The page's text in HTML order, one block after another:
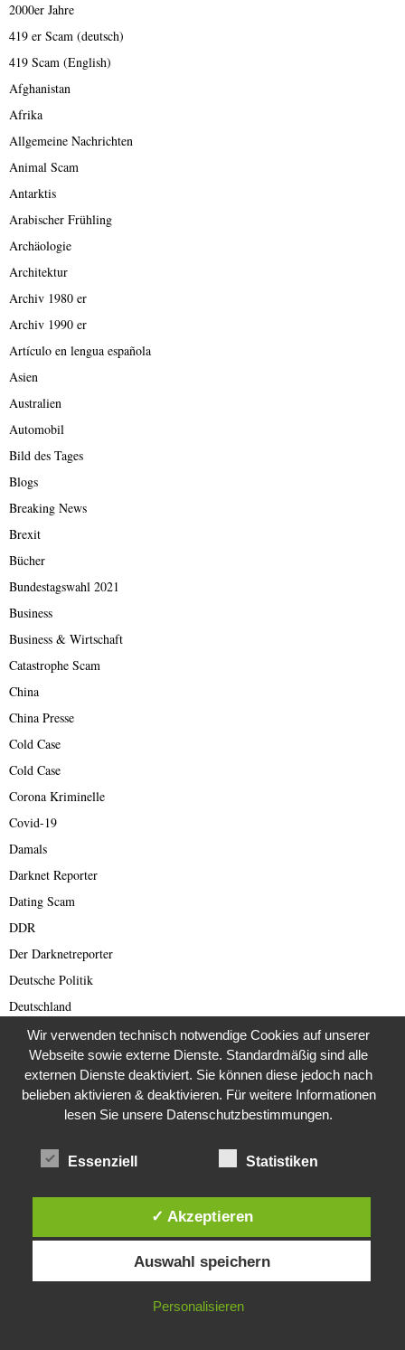
2000er Jahre
419 er Scam (deutsch)
419 Scam (English)
Afghanistan
Afrika
Allgemeine Nachrichten
Animal Scam
Antarktis
Arabischer Frühling
Archäologie
Architektur
Archiv 1980 er
Archiv 1990 er
Artículo en lengua española
Asien
Australien
Automobil
Bild des Tages
Blogs
Breaking News
Brexit
Bücher
Bundestagswahl 2021
Business
Business & Wirtschaft
Catastrophe Scam
China
China Presse
Cold Case
Cold Case
Corona Kriminelle
Covid-19
Damals
Darknet Reporter
Dating Scam
DDR
Der Darknetreporter
Deutsche Politik
Deutschland
Diabetes
Die Stem van die Apartheid
Dokumentationen
Editor's Picks
English articles
Fake Barrister
Diese Website verwendet Cookies. Durch die weitere Nutzung dieser
Website stimmst du der Verwendung von Cookies zu.
IN ORDNUNG
Wir verwenden technisch notwendige Cookies auf unserer
Webseite sowie externe Dienste. Standardmäßig sind alle
externen Dienste deaktiviert. Sie können diese jedoch nach
belieben aktivieren & deaktivieren. Für weitere Informationen
lesen Sie unsere Datenschutzbestimmungen.
Essenziell Statistiken
✓ Akzeptieren
Auswahl speichern
Personalisieren